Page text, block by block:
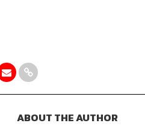
ABOUT THE AUTHOR